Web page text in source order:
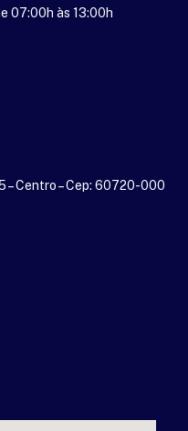
07:00h às 13:00h
– Centro – Cep: 60720-000